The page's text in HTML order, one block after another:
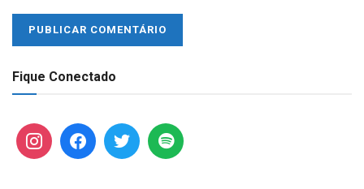
Fique Conectado